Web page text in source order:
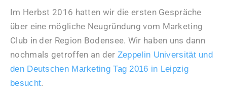
Im Herbst 2016 hatten wir die ersten Gespräche
über eine mögliche Neugründung vom Marketing
Club in der Region Bodensee. Wir haben uns dann
nochmals getroffen an der Zeppelin Universität und
den Deutschen Marketing Tag 2016 in Leipzig
besucht.